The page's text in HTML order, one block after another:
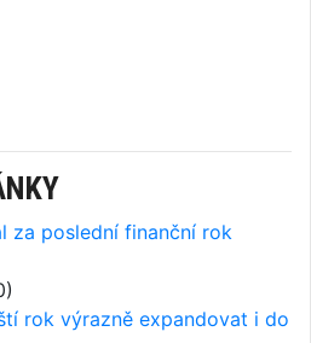
za poslední finanční rok
rok výrazně expandovat i do